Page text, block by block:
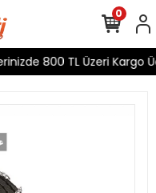
800 TL Üzeri Kargo
0